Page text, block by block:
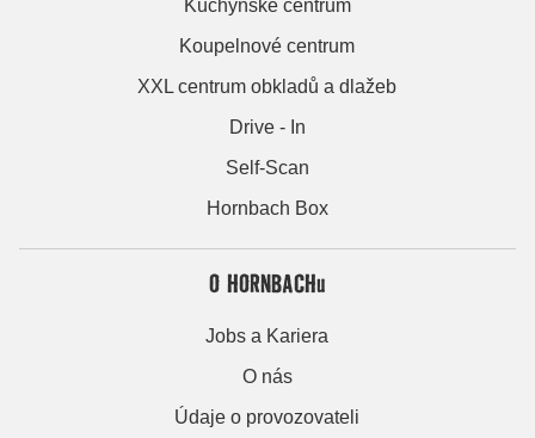
Kuchyňské centrum
Koupelnové centrum
XXL centrum obkladů a dlažeb
Drive - In
Self-Scan
Hornbach Box
O HORNBACHu
Jobs a Kariera
O nás
Údaje o provozovateli